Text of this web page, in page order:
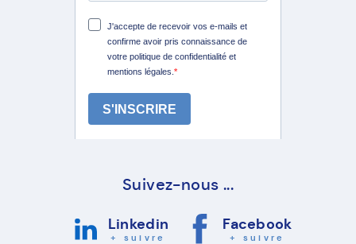
Suivez-nous ...
Linkedin
+ suivre
Facebook
+ suivre